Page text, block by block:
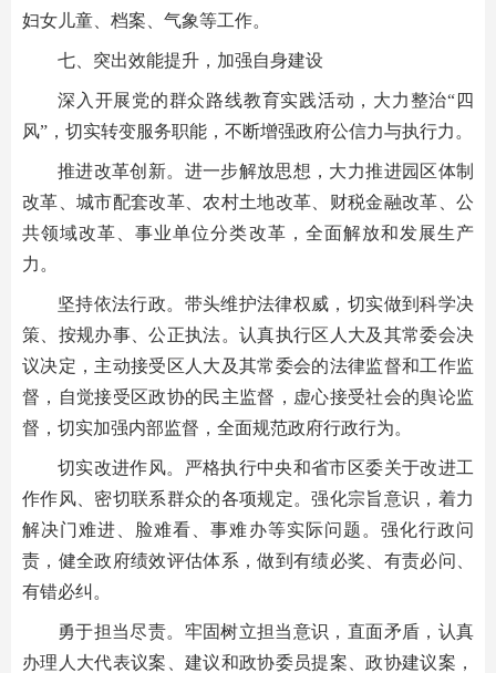
妇女儿童、档案、气象等工作。
七、突出效能提升，加强自身建设
深入开展党的群众路线教育实践活动，大力整治“四
风”，切实转变服务职能，不断增强政府公信力与执行力。
推进改革创新。进一步解放思想，大力推进园区体制
改革、城市配套改革、农村土地改革、财税金融改革、公
共领域改革、事业单位分类改革，全面解放和发展生产
力。
坚持依法行政。带头维护法律权威，切实做到科学决
策、按规办事、公正执法。认真执行区人大及其常委会决
议决定，主动接受区人大及其常委会的法律监督和工作监
督，自觉接受区政协的民主监督，虚心接受社会的舆论监
督，切实加强内部监督，全面规范政府行政行为。
切实改进作风。严格执行中央和省市区委关于改进工
作作风、密切联系群众的各项规定。强化宗旨意识，着力
解决门难进、脸难看、事难办等实际问题。强化行政问
责，健全政府绩效评估体系，做到有绩必奖、有责必问、
有错必纠。
勇于担当尽责。牢固树立担当意识，直面矛盾，认真
办理人大代表议案、建议和政协委员提案、政协建议案，